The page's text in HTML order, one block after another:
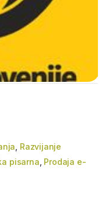
Razvijanje
pisarna Prodaja e-